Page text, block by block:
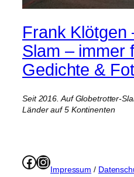
Frank Klötgen
Slam – immer
Gedichte &
Seit 2016. Auf Globetrotter-
Länder auf 5 Kontinenten
Facebook
Instagram
Impressum /